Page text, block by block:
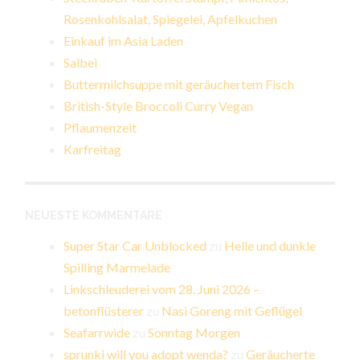
Rosenkohlsalat, Spiegelei, Apfelkuchen
Einkauf im Asia Laden
Salbei
Buttermilchsuppe mit geräuchertem Fisch
British-Style Broccoli Curry Vegan
Pflaumenzeit
Karfreitag
Super Star Car Unblocked
Helle und dunkle
Spilling Marmelade
Linkschleuderei vom 28. Juni 2026 –
betonflüsterer
Nasi Goreng mit Geflügel
Seafarrwide zuSonntag Morgen
sprunki will you adopt wenda? zuGeräucherte